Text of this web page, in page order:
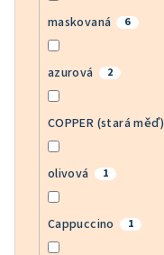
maskovaná 6
azurová 2
COPPER (stará měď)
olivová 1
Cappuccino 1